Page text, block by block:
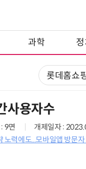
과학
사용자수
9면
개제일자 :
노력에도...모바일앱 방문